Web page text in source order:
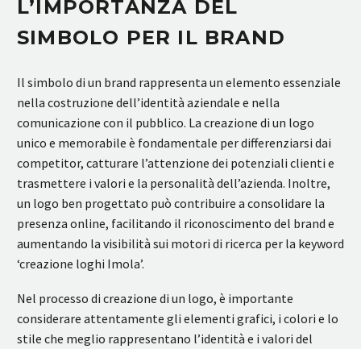
L’IMPORTANZA DEL
SIMBOLO PER IL BRAND
Il simbolo di un brand rappresenta un elemento essenziale
nella costruzione dell’identità aziendale e nella
comunicazione con il pubblico. La creazione di un logo
unico e memorabile è fondamentale per differenziarsi dai
competitor, catturare l’attenzione dei potenziali clienti e
trasmettere i valori e la personalità dell’azienda. Inoltre,
un logo ben progettato può contribuire a consolidare la
presenza online, facilitando il riconoscimento del brand e
aumentando la visibilità sui motori di ricerca per la keyword
‘creazione loghi Imola’.
Nel processo di creazione di un logo, è importante
considerare attentamente gli elementi grafici, i colori e lo
stile che meglio rappresentano l’identità e i valori del